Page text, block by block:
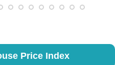
Price Index